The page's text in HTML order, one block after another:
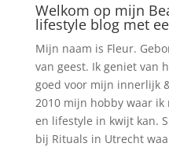
Welkom op mijn
lifestyle blog met
Mijn naam is Fleur.
van geest. Ik geniet van
goed voor mijn innerlijk
2010 mijn hobby waar ik
en lifestyle in kwijt kan.
bij Rituals in Utrecht